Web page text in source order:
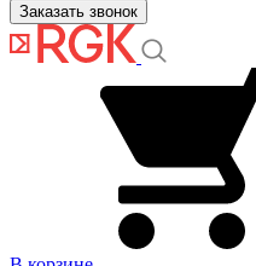
Заказать звонок